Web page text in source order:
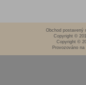
Obchod postavený
Copyright ©
Copyright ©
Provozováno